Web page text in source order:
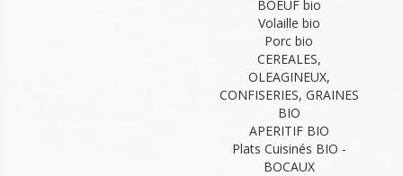
BOEUF bio
Volaille bio
Porc bio
CEREALES,
OLEAGINEUX,
CONFISERIES, GRAINES
BIO
APERITIF BIO
Plats Cuisinés BIO -
BOCAUX